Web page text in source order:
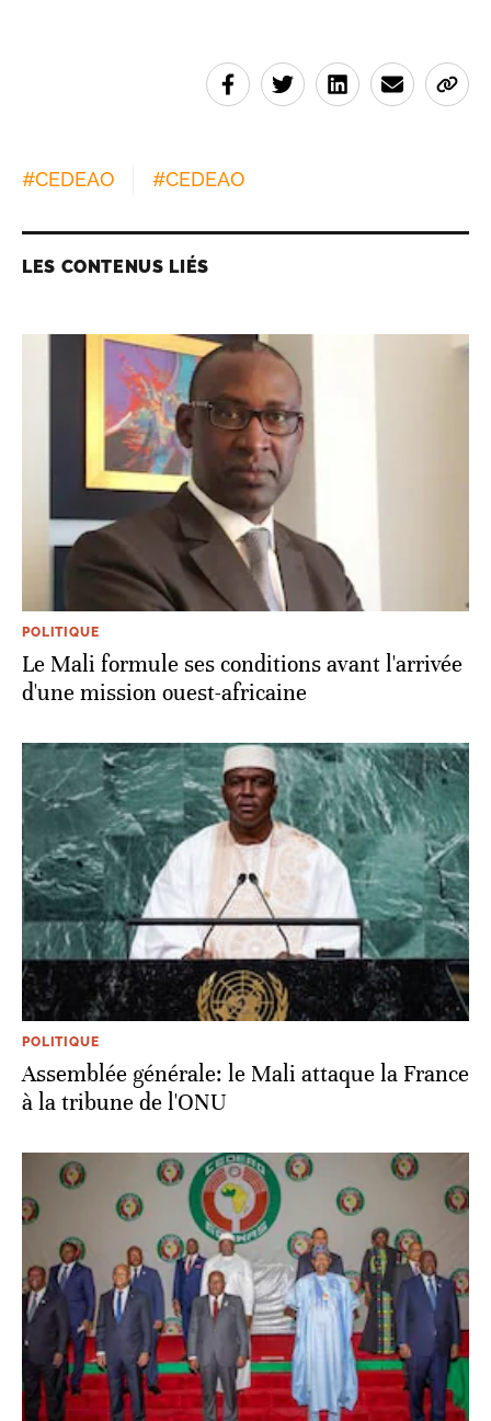
#CEDEAO #CEDEAO
LES CONTENUS LIÉS
POLITIQUE
Le Mali formule ses conditions avant l'arrivée
d'une mission ouest-africaine
POLITIQUE
Assemblée générale: le Mali attaque la France
à la tribune de l'ONU